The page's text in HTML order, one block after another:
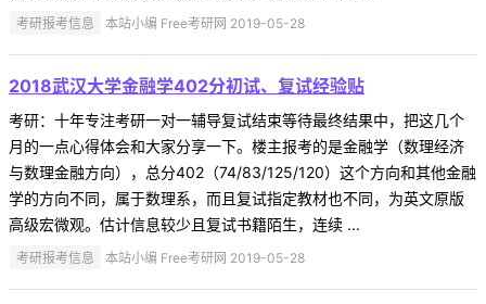
考研报考信息 本站小编 Free考研网 2019-05-28
2018武汉大学金融学402分初试、复试经验贴
考研：十年专注考研一对一辅导复试结束等待最终结果中，把这几个
月的一点心得体会和大家分享一下。楼主报考的是金融学（数理经济
与数理金融方向），总分402（74/83/125/120）这个方向和其他金融
学的方向不同，属于数理系，而且复试指定教材也不同，为英文原版
高级宏微观。估计信息较少且复试书籍陌生，连续 ...
考研报考信息 本站小编 Free考研网 2019-05-28